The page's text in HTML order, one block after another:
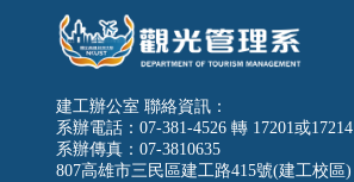
建工辦公室 聯絡資訊：
系辦電話：07-381-4526 轉 17201或17214
系辦傳真：07-3810635
807高雄市三民區建工路415號(建工校區)